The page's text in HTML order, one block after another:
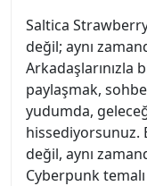
Saltica
değil; aynı
Arkadaşlarınızla
paylaşmak,
yudumda,
hissediyorsunuz.
değil, aynı
Cyberpunk